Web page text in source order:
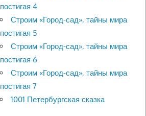
постигая 4
Строим «Город-сад», тайны мира
постигая 5
Строим «Город-сад», тайны мира
постигая 6
Строим «Город-сад», тайны мира
постигая 7
1001 Петербургская сказка